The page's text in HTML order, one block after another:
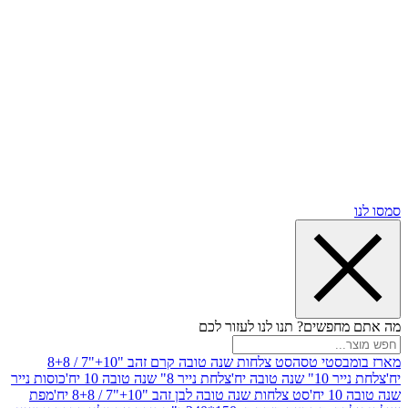
תנו לנו לעזור לכם
טסה
סט צלחות שנה טובה קרם זהב "10+"7 / 8+8
יח'
צלחת נייר 8" שנה טובה 10 יח'
כוסות נייר
סט צלחות שנה טובה לבן זהב "10+"7 / 8+8 יח'
מפת